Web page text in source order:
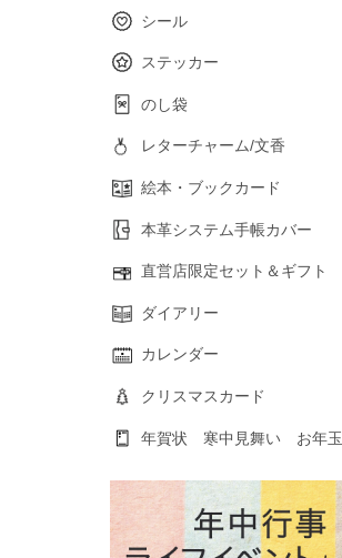
シール
ステッカー
のし袋
レターチャーム/文香
絵本・ブックカード
本革システム手帳カバー
直営店限定セット＆ギフト
ダイアリー
カレンダー
クリスマスカード
年賀状 寒中見舞い お年玉